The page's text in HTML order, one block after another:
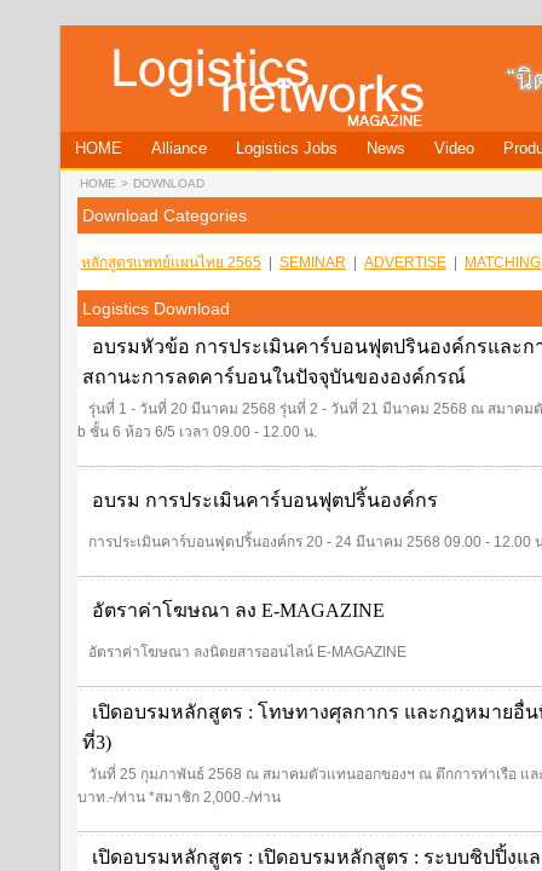
HOME Alliance Logistics Jobs News Video
HOME > DOWNLOAD
Download Categories
หลักสูตรแพทย์แผนไทย 2565 SEMINAR ADVERTISE MATCHING
Logistics Download
อบรมหัวข้อ การประเมินคาร์บอนฟุตปรินองค์กรและก
สถานะการลดคาร์บอนในปัจจุบันขององค์กรณ์
รุ่นที่ 1 - วันที่ 20 มีนาคม 2568 รุ่นที่ 2 - วันที่ 21 มีนาคม 2568 ณ สมาคม
b ชั้น 6 ห้อว 6/5 เวลา 09.00 - 12.00 น.
อบรม การประเมินคาร์บอนฟุตปริ้นองค์กร
การประเมินคาร์บอนฟุตปริ้นองค์กร 20 - 24 มีนาคม 2568 09.00 - 12.00
อัตราค่าโฆษณา ลง E-MAGAZINE
อัตราค่าโฆษณา ลงนิตยสารออนไลน์ E-MAGAZINE
เปิดอบรมหลักสูตร : โทษทางศุลกากร และกฎหมายอื่น
ที่3)
วันที่ 25 กุมภาพันธ์ 2568 ณ สมาคมตัวแทนออกของฯ ณ ตึกการท่าเรือ แล
บาท.-/ท่าน *สมาชิก 2,000.-/ท่าน
เปิดอบรมหลักสูตร : เปิดอบรมหลักสูตร : ระบบชิปปิ้งแ